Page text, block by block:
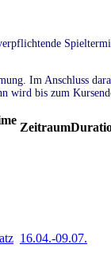
Im Anschluss
wird bis zum
Zeitraum
16.04.-09.07.